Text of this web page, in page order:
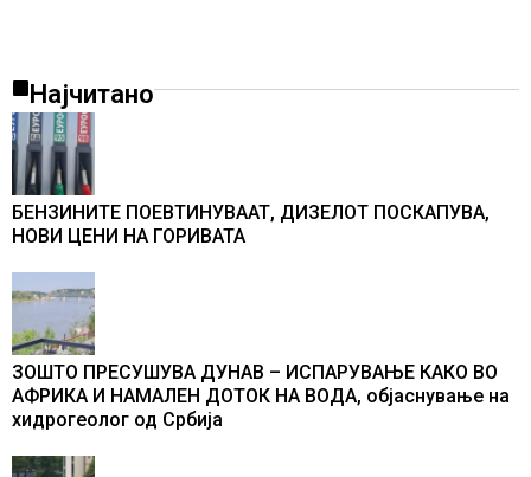
Најчитано
БЕНЗИНИТЕ ПОЕВТИНУВААТ, ДИЗЕЛОТ ПОСКАПУВА,
НОВИ ЦЕНИ НА ГОРИВАТА
ЗОШТО ПРЕСУШУВА ДУНАВ – ИСПАРУВАЊЕ КАКО ВО
АФРИКА И НАМАЛЕН ДОТОК НА ВОДА, објаснување на
хидрогеолог од Србија